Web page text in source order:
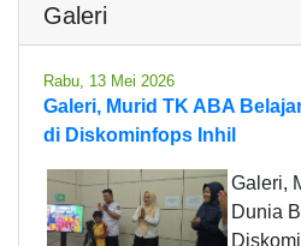
Galeri
Rabu, 13 Mei 2026
Galeri, Murid TK ABA
di Diskominfops Inhil
Galeri,
Dunia